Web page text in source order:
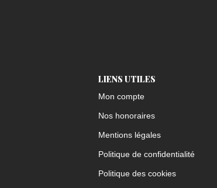
LIENS UTILES
Mon compte
Nos honoraires
Mentions légales
Politique de confidentialité
Politique des cookies